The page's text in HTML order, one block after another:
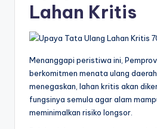
Lahan Kritis
Menanggapi peristiwa ini,
berkomitmen menata ulang
menegaskan, lahan kritis akan
fungsinya semula agar alam
meminimalkan risiko longsor.